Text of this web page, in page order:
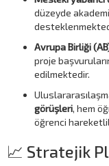
düzeyde
Avrupa Birliği
proje
edilmektedir.
görüşleri, hem
öğrenci
📈 Stratejik